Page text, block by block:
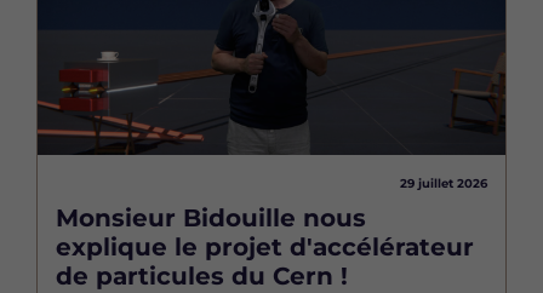
29 juillet 2026
Monsieur Bidouille nous
explique le projet d'accélérateur
de particules du Cern !